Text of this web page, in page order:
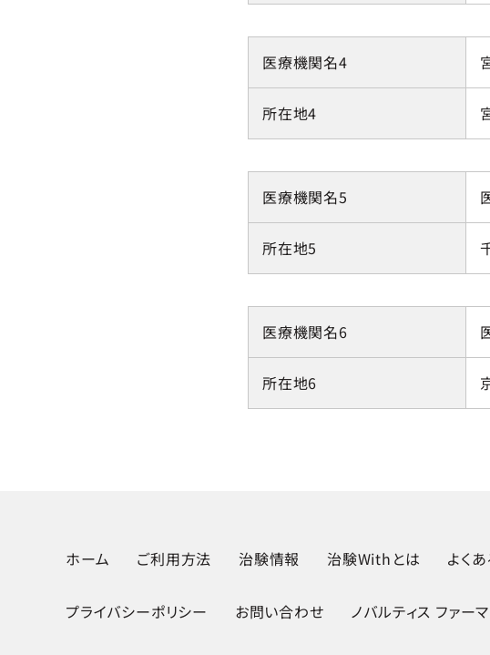
医療機関名4
所在地4
医療機関名5
所在地5
医療機関名6
所在地6
ホーム ご利用方法 治験情報 治験Withとは よく
プライバシーポリシー お問い合わせ ノバルティス ファーマ